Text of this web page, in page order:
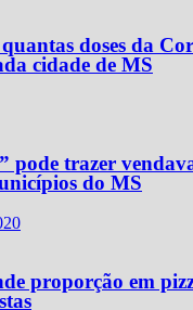
doses da
cidade de MS
pode trazer
do MS
proporção em